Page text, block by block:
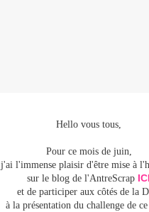
Hello vous tous,
Pour ce mois de juin,
j'ai l'immense plaisir d'être mise à
sur le blog de l'AntreScrap ICI
et de participer aux côtés de la
à la présentation du challenge de